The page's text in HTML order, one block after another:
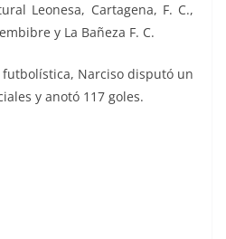
Leonesa, Cartagena, F. C.,
y La Bañeza F. C.
Narciso disputó un
y anotó 117 goles.